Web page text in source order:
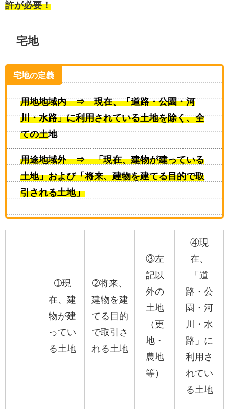
許が必要！
宅地
宅地の定義
用地地域内 ⇒ 現在、「道路・公園・河
川・水路」に利用されている土地を除く、全
ての土地
用途地域外 ⇒ 「現在、建物が建っている
土地」および「将来、建物を建てる目的で取
引される土地」
➀現
在、建
物が建
ってい
る土地
➁将来、
建物を建
てる目的
で取引さ
れる土地
③左
記以
外の
土地
（更
地・
農地
等）
④現
在、
「道
路・公
園・河
川・水
路」に
利用さ
れてい
る土地